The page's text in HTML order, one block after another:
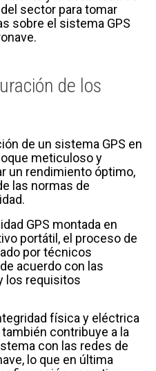
sector para tomar
sobre el sistema GPS
de los
de un sistema GPS en
meticuloso y
un rendimiento óptimo,
las normas de
GPS montada en
portátil, el proceso de
por técnicos
acuerdo con las
los requisitos
física y eléctrica
contribuye a la
con las redes de
lo que en última